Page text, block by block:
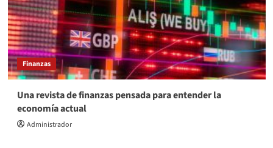
Finanzas
Una revista de finanzas pensada para entender la
economía actual
Administrador